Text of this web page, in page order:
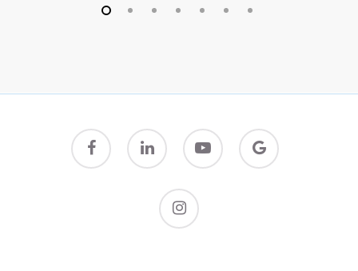
facebook linkedin youtube
google-
plus
instagram